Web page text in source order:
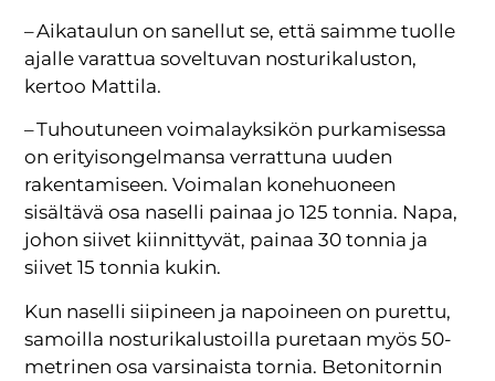
– Aikataulun on sanellut se, että saimme tuolle
ajalle varattua soveltuvan nosturikaluston,
kertoo Mattila.
– Tuhoutuneen voimalayksikön purkamisessa
on erityisongelmansa verrattuna uuden
rakentamiseen. Voimalan konehuoneen
sisältävä osa naselli painaa jo 125 tonnia. Napa,
johon siivet kiinnittyvät, painaa 30 tonnia ja
siivet 15 tonnia kukin.
Kun naselli siipineen ja napoineen on purettu,
samoilla nosturikalustoilla puretaan myös 50-
metrinen osa varsinaista tornia. Betonitornin